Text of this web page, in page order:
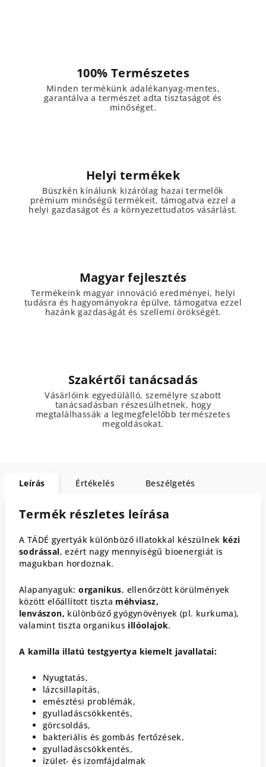
100% Természetes
Minden termékünk adalékanyag-mentes,
garantálva a természet adta tisztaságot és
minőséget.
Helyi termékek
Büszkén kínálunk kizárólag hazai termelők
prémium minőségű termékeit, támogatva ezzel a
helyi gazdaságot és a környezettudatos vásárlást.
Magyar fejlesztés
Termékeink magyar innováció eredményei, helyi
tudásra és hagyományokra épülve, támogatva ezzel
hazánk gazdaságát és szellemi örökségét.
Szakértői tanácsadás
Vásárlóink egyedülálló, személyre szabott
tanácsadásban részesülhetnek, hogy
megtalálhassák a legmegfelelőbb természetes
megoldásokat.
Leírás Értékelés Beszélgetés
Termék részletes leírása
A TÁDÉ gyertyák különböző illatokkal készülnek kézi
sodrással, ezért nagy mennyiségű bioenergiát is
magukban hordoznak.
Alapanyaguk: organikus, ellenőrzött körülmények
között előállított tiszta méhviasz,
lenvászon, különböző gyógynövények (pl. kurkuma),
valamint tiszta organikus illóolajok.
A kamilla illatú testgyertya kiemelt javallatai:
Nyugtatás,
lázcsillapítás,
emésztési problémák,
gyulladáscsökkentés,
görcsoldás,
bakteriális és gombás fertőzések,
gyulladáscsökkentés,
ízület- és izomfájdalmak